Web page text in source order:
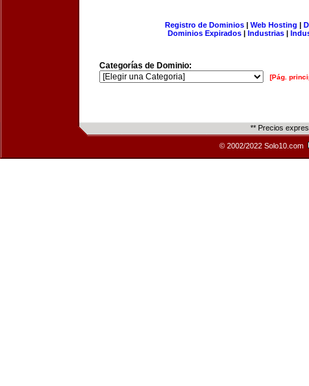
Registro de Dominios| Web Hosting |
Dominios Expirados | Industrias |
Categorías de Dominio:
[Pág.
** Precios
© 2002/2022 Solo10.com